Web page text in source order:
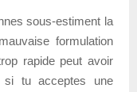
sous-estiment la
formulation
rapide peut avoir
si tu acceptes une